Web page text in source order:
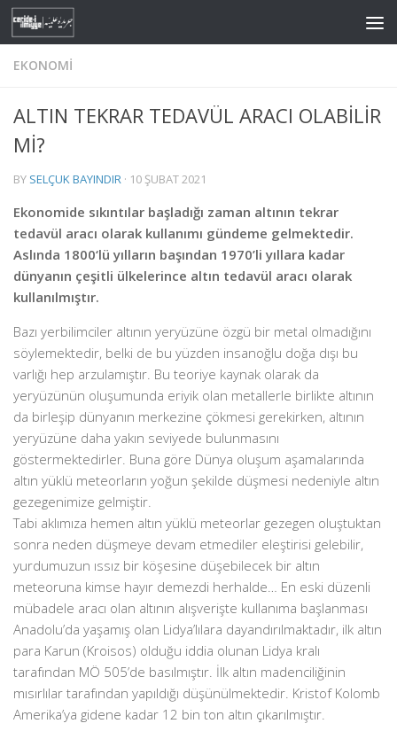
Skip to content
EKONOMI
ALTIN TEKRAR TEDAVÜL ARACI OLABİLİR
Mİ?
BY SELÇUK BAYINDIR · 10 ŞUBAT 2021
Ekonomide sıkıntılar başladığı zaman altının tekrar
tedavül aracı olarak kullanımı gündeme gelmektedir.
Aslında 1800‘lü yılların başından 1970’li yıllara kadar
dünyanın çeşitli ülkelerince altın tedavül aracı olarak
kullanılmıştır.
Bazı yerbilimciler altının yeryüzüne özgü bir metal olmadığını
söylemektedir, belki de bu yüzden insanoğlu doğa dışı bu
varlığı hep arzulamıştır. Bu teoriye kaynak olarak da
yeryüzünün oluşumunda eriyik olan metallerle birlikte altının
da birleşip dünyanın merkezine çökmesi gerekirken, altının
yeryüzüne daha yakın seviyede bulunmasını
göstermektedirler. Buna göre Dünya oluşum aşamalarında
altın yüklü meteorların yoğun şekilde düşmesi nedeniyle altın
gezegenimize gelmiştir.
Tabi aklımıza hemen altın yüklü meteorlar gezegen oluştuktan
sonra neden düşmeye devam etmediler eleştirisi gelebilir,
yurdumuzun ıssız bir köşesine düşebilecek bir altın
meteoruna kimse hayır demezdi herhalde… En eski düzenli
mübadele aracı olan altının alışverişte kullanıma başlanması
Anadolu’da yaşamış olan Lidya’lılara dayandırılmaktadır, ilk altın
para Karun (Kroisos) olduğu iddia olunan Lidya kralı
tarafından MÖ 505’de basılmıştır. İlk altın madenciliğinin
mısırlılar tarafından yapıldığı düşünülmektedir. Kristof Kolomb
Amerika’ya gidene kadar 12 bin ton altın çıkarılmıştır.